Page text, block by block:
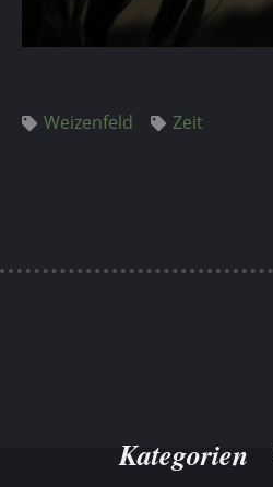
Weizenfeld Zeit
Kategorien